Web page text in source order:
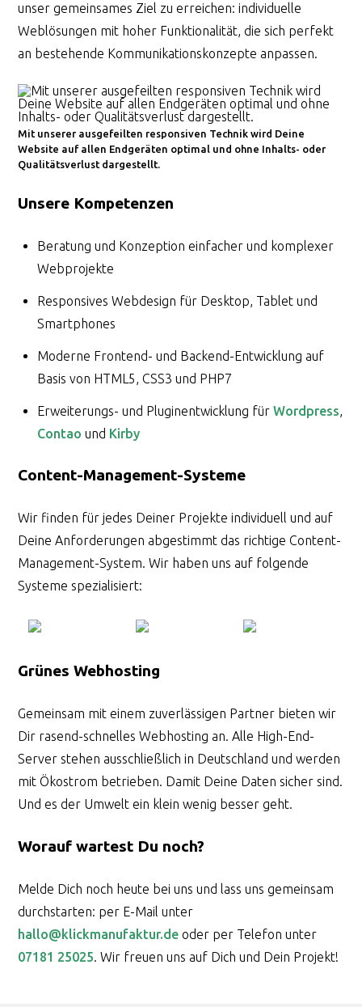
unser gemeinsames Ziel zu erreichen: individuelle
Weblösungen mit hoher Funktionalität, die sich perfekt
an bestehende Kommunikationskonzepte anpassen.
Mit unserer ausgefeilten responsiven Technik wird Deine
Website auf allen Endgeräten optimal und ohne Inhalts- oder
Qualitätsverlust dargestellt.
Unsere Kompetenzen
Beratung und Konzeption einfacher und komplexer
Webprojekte
Responsives Webdesign für Desktop, Tablet und
Smartphones
Moderne Frontend- und Backend-Entwicklung auf
Basis von HTML5, CSS3 und PHP7
Erweiterungs- und Pluginentwicklung fürWordpress,
Contao und Kirby
Content-Management-Systeme
Wir finden für jedes Deiner Projekte individuell und auf
Deine Anforderungen abgestimmt das richtige Content-
Management-System. Wir haben uns auf folgende
Systeme spezialisiert:
Grünes Webhosting
Gemeinsam mit einem zuverlässigen Partner bieten wir
Dir rasend-schnelles Webhosting an. Alle High-End-
Server stehen ausschließlich in Deutschland und werden
mit Ökostrom betrieben. Damit Deine Daten sicher sind.
Und es der Umwelt ein klein wenig besser geht.
Worauf wartest Du noch?
Melde Dich noch heute bei uns und lass uns gemeinsam
durchstarten: per E-Mail unter
hallo@klickmanufaktur.de oder per Telefon unter
07181 25025 . Wir freuen uns auf Dich und Dein Projekt!